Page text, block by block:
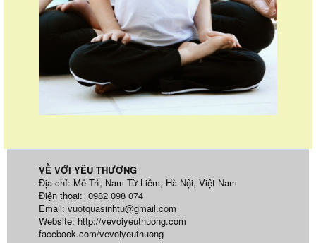
VỀ VỚI YÊU THƯƠNG
Địa chỉ: Mễ Trì, Nam Từ Liêm, Hà Nội, Việt Nam
Điện thoại: 0982 098 074
Email: vuotquasinhtu@gmail.com
Website: http://vevoiyeuthuong.com
facebook.com/vevoiyeuthuong